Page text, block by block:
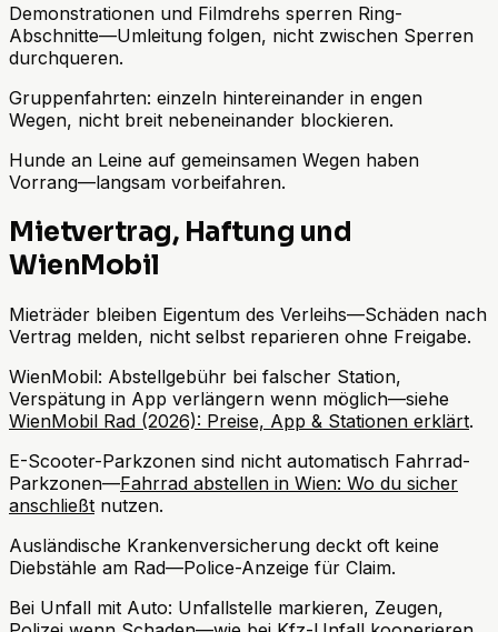
Demonstrationen und Filmdrehs sperren Ring-
Abschnitte—Umleitung folgen, nicht zwischen Sperren
durchqueren.
Gruppenfahrten: einzeln hintereinander in engen
Wegen, nicht breit nebeneinander blockieren.
Hunde an Leine auf gemeinsamen Wegen haben
Vorrang—langsam vorbeifahren.
Mietvertrag, Haftung und
WienMobil
Mieträder bleiben Eigentum des Verleihs—Schäden nach
Vertrag melden, nicht selbst reparieren ohne Freigabe.
WienMobil: Abstellgebühr bei falscher Station,
Verspätung in App verlängern wenn möglich—siehe
WienMobil Rad (2026): Preise, App & Stationen erklärt.
E-Scooter-Parkzonen sind nicht automatisch Fahrrad-
Parkzonen—Fahrrad abstellen in Wien: Wo du sicher
anschließt nutzen.
Ausländische Krankenversicherung deckt oft keine
Diebstähle am Rad—Police-Anzeige für Claim.
Bei Unfall mit Auto: Unfallstelle markieren, Zeugen,